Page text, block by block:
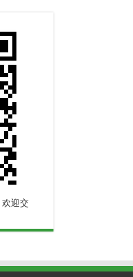
迎交